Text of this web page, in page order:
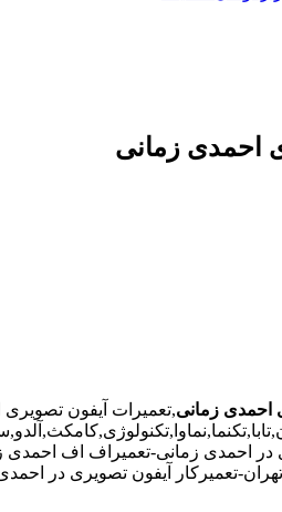
احمدی زمانی
احمدی زمانی,تعمیرات آیفون
احمدی زمانی-تعمیراف اف احمدی